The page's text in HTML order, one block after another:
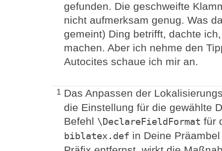
gefunden. Die geschweifte
nicht aufmerksam genug. Was
gemeint) Ding betrifft, dachte
machen. Aber ich nehme den
Autocites schaue ich mir an.
1 Das Anpassen der
die Einstellung für die gewählte
Befehl \DeclareFieldFormat für
biblatex.def in Deine